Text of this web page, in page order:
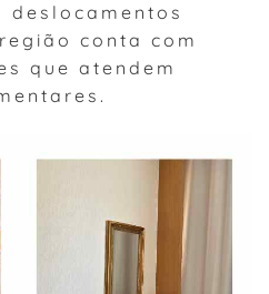
deslocamentos
conta com
que atendem